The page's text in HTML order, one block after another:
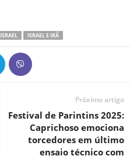
ISRAEL ISRAEL E IRÃ
Próximo artigo
Festival de Parintins 2025:
Caprichoso emociona
torcedores em último
ensaio técnico com